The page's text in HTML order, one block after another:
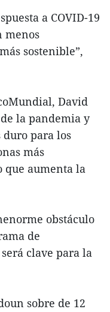
a COVID-19
menos
sostenible”,
David
la pandemia y
duro para los
más
que aumenta la
obstáculo
de
clave para la
sobre de 12